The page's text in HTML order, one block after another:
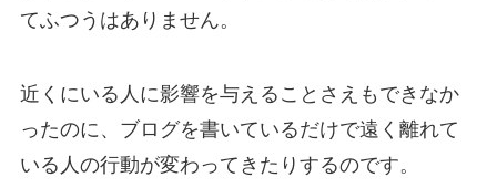
てふつうはありません。
近くにいる人に影響を与えることさえもできなか
ったのに、ブログを書いているだけで遠く離れて
いる人の行動が変わってきたりするのです。